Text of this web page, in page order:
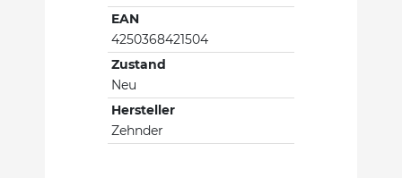
EAN
4250368421504
Zustand
Neu
Hersteller
Zehnder